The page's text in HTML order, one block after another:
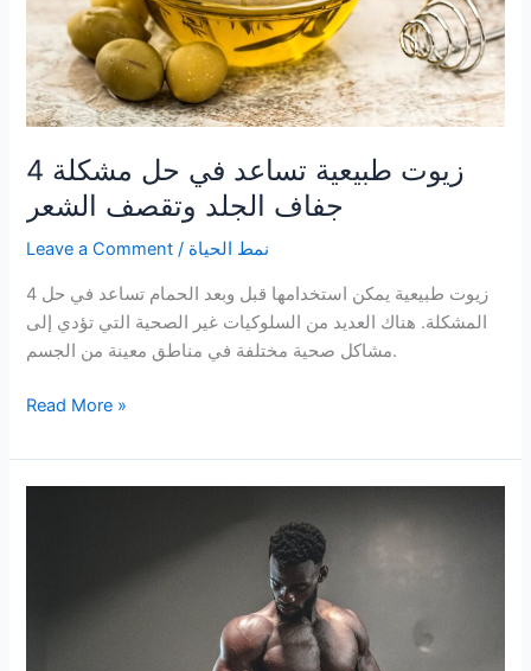
4 زيوت طبيعية تساعد في حل مشكلة
جفاف الجلد وتقصف الشعر
Leave a Comment / نمط الحياة
4 زيوت طبيعية يمكن استخدامها قبل وبعد الحمام تساعد في حل
المشكلة. هناك العديد من السلوكيات غير الصحية التي تؤدي إلى
مشاكل صحية مختلفة في مناطق معينة من الجسم.
4
طبيعية
تساعد
Read More »